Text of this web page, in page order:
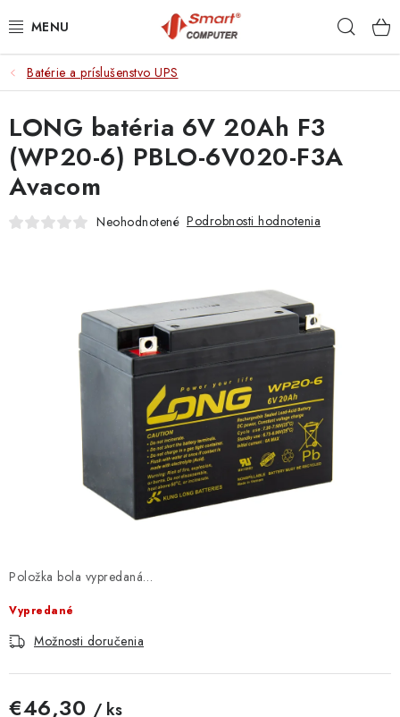
na
NOTEBOOKY
MOBILNÉ ZARIADENIA
PC A KOMPONENTY
PERIFÉRIE
ELEKTRONIKA
DOMÁCNOSŤ
: DOBRÁ CENA
: PREDAJŇA ZV
: TOP PRODUKTY
: NOVÉ PRODUKTY
Batérie a príslušenstvo UPS
Položka bola vypredaná…
Vypredané
Možnosti doručenia
€46,30 / ks
LONG batéria 6V 20Ah F3
(WP20-6) PBLO-6V020-F3A
Avacom
Neohodnotené Podrobnosti hodnotenia